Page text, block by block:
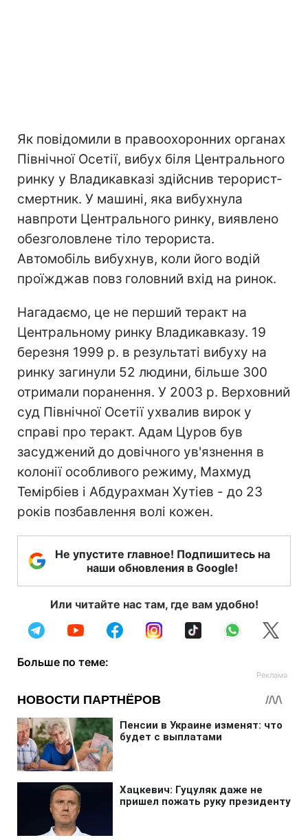
Як повідомили в правоохоронних органах
Північної Осетії, вибух біля Центрального
ринку у Владикавказі здійснив терорист-
смертник. У машині, яка вибухнула
навпроти Центрального ринку, виявлено
обезголовлене тіло терориста.
Автомобіль вибухнув, коли його водій
проїжджав повз головний вхід на ринок.
Нагадаємо, це не перший теракт на
Центральному ринку Владикавказу. 19
березня 1999 р. в результаті вибуху на
ринку загинули 52 людини, більше 300
отримали поранення. У 2003 р. Верховний
суд Північної Осетії ухвалив вирок у
справі про теракт. Адам Цуров був
засуджений до довічного ув'язнення в
колонії особливого режиму, Махмуд
Темірбіев і Абдурахман Хутіев - до 23
років позбавлення волі кожен.
Не упустите главное! Подпишитесь на
наши обновления в Google!
Или читайте нас там, где вам удобно!
Больше по теме: